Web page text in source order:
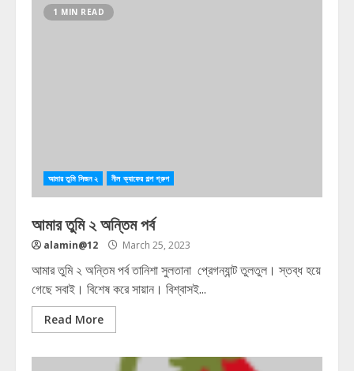
1 MIN READ
আমার তুমি সিজন ২ নীল ক্যাফের গল্প গ্রুপ
আমার তুমি ২ অন্তিম পর্ব
alamin@12 March 25, 2023
আমার তুমি ২ অন্তিম পর্ব তানিশা সুলতানা প্রেগন্যান্ট তুলতুল। স্তব্ধ হয়ে
গেছে সবাই। বিশেষ করে সায়ান। বিশ্বাসই...
Read More